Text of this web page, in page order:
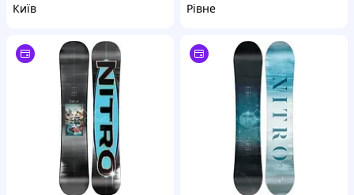
Київ
Рівне